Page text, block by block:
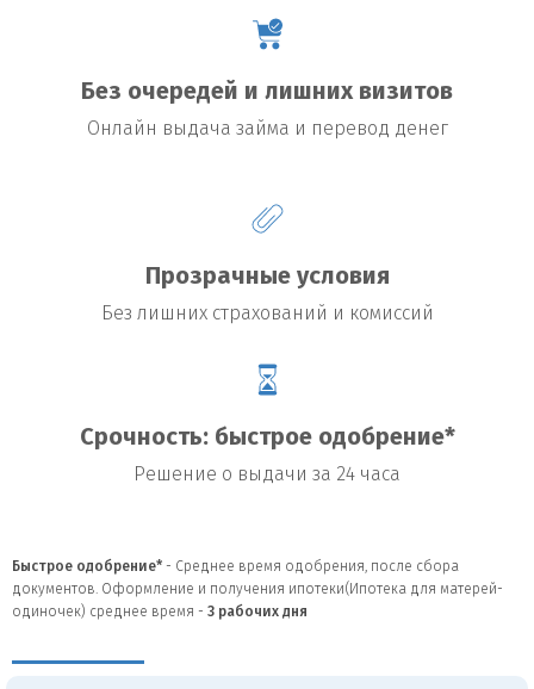
Без очередей и лишних визитов
Онлайн выдача займа и перевод денег
Прозрачные условия
Без лишних страхований и комиссий
Срочность: быстрое одобрение*
Решение о выдачи за 24 часа
Быстрое одобрение* - Среднее время одобрения, после сбора
документов. Оформление и получения ипотеки(Ипотека для матерей-
одиночек) среднее время - 3 рабочих дня